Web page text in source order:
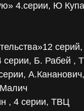
4.серии, Ю
серии, Б. Рабей ,
, 4 серии, ТВЦ